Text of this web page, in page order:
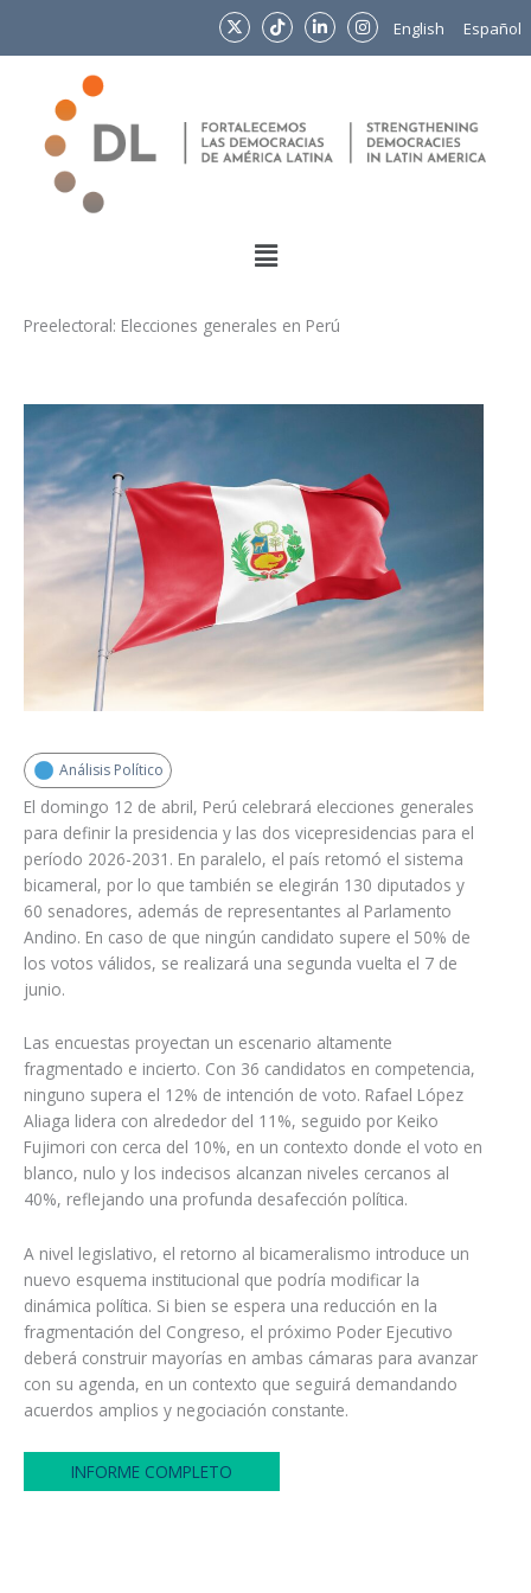
contenido
English Español
Menu
Preelectoral: Elecciones generales en Perú
Análisis Político
El domingo 12 de abril, Perú celebrará elecciones generales
para definir la presidencia y las dos vicepresidencias para el
período 2026-2031. En paralelo, el país retomó el sistema
bicameral, por lo que también se elegirán 130 diputados y
60 senadores, además de representantes al Parlamento
Andino. En caso de que ningún candidato supere el 50% de
los votos válidos, se realizará una segunda vuelta el 7 de
junio.
Las encuestas proyectan un escenario altamente
fragmentado e incierto. Con 36 candidatos en competencia,
ninguno supera el 12% de intención de voto. Rafael López
Aliaga lidera con alrededor del 11%, seguido por Keiko
Fujimori con cerca del 10%, en un contexto donde el voto en
blanco, nulo y los indecisos alcanzan niveles cercanos al
40%, reflejando una profunda desafección política.
A nivel legislativo, el retorno al bicameralismo introduce un
nuevo esquema institucional que podría modificar la
dinámica política. Si bien se espera una reducción en la
fragmentación del Congreso, el próximo Poder Ejecutivo
deberá construir mayorías en ambas cámaras para avanzar
con su agenda, en un contexto que seguirá demandando
acuerdos amplios y negociación constante.
INFORME COMPLETO